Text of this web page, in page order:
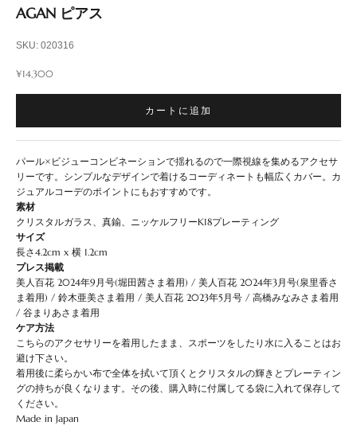
AGAN ピアス
SKU: 020316
セール価格
¥14,300
カートに追加
パール×ビジューコンビネーションで揺れるので一際視線を集めるアクセサ
リーです。シンプルなデザインで着けるコーディネートも幅広くカバー。カ
ジュアルコーデのポイントにもおすすめです。
素材
クリスタルガラス、真鍮、ニッケルフリーK18プレーティング
サイズ
長さ4.2cm x 横 1.2cm
プレス掲載
美人百花 2024年9月号(堀田茜さま着用) / 美人百花 2024年3月号(泉里香さ
ま着用) / 鈴木亜美さま着用 / 美人百花 2023年5月号 / 高橋みなみさま着用
/ 谷まりあさま着用
ケア方法
こちらのアクセサリーを着用したまま、スポーツをしたり水に入ることはお
避け下さい。
着用後に柔らかい布で全体を拭いて頂くとクリスタルの輝きとプレーティン
グの持ちが良くなります。その後、購入時に付属してる袋に入れて保存して
ください。
Made in Japan